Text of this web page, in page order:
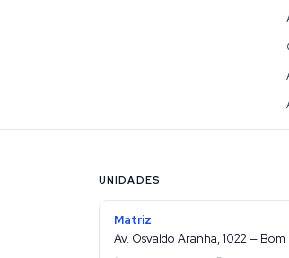
UNIDADES
Matriz
Av. Osvaldo Aranha, 1022 —